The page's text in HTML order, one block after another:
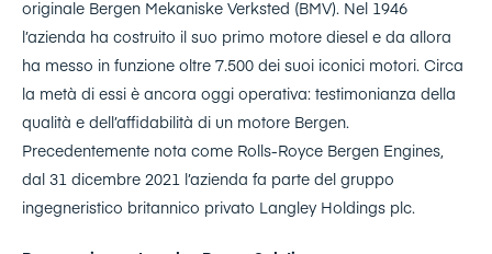
originale Bergen Mekaniske Verksted (BMV). Nel 1946
l’azienda ha costruito il suo primo motore diesel e da allora
ha messo in funzione oltre 7.500 dei suoi iconici motori. Circa
la metà di essi è ancora oggi operativa: testimonianza della
qualità e dell’affidabilità di un motore Bergen.
Precedentemente nota come Rolls-Royce Bergen Engines,
dal 31 dicembre 2021 l’azienda fa parte del gruppo
ingegneristico britannico privato Langley Holdings plc.